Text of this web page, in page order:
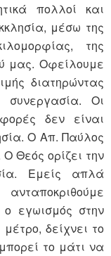
πολλοί και
μέσω της
της
μας. Οφείλουμε
διατηρώντας
Οι
δεν είναι
Ο Απ. Παύλος
Θεός ορίζει την
Εμείς απλά
εγωισμός στην
δείχνει το
το μάτι να